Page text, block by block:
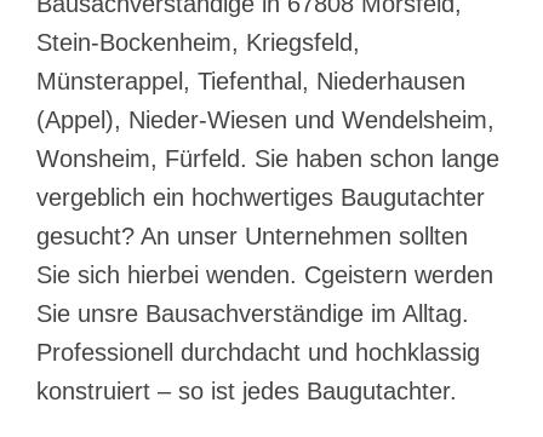
Stein-Bockenheim, Kriegsfeld,
Münsterappel, Tiefenthal, Niederhausen
(Appel), Nieder-Wiesen und Wendelsheim,
Wonsheim, Fürfeld. Sie haben schon lange
vergeblich ein hochwertiges Baugutachter
gesucht? An unser Unternehmen sollten
Sie sich hierbei wenden. Cgeistern werden
Sie unsre Bausachverständige im Alltag.
Professionell durchdacht und hochklassig
konstruiert – so ist jedes Baugutachter.